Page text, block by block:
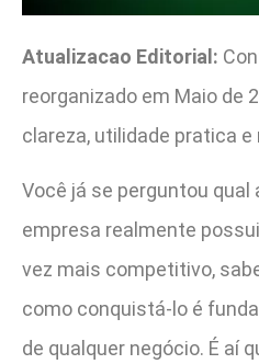
Atualizacao Editorial:
reorganizado em Maio de
clareza, utilidade pratica e
Você já se perguntou qual
empresa realmente
vez mais competitivo,
como conquistá-lo é
de qualquer negócio. É aí